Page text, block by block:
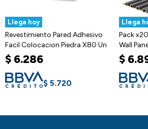
Adhesivo
X80 Un
Pack x20 Wpc Simil Madera
Wall Panel Lambrin 2.90x16.7
6.274